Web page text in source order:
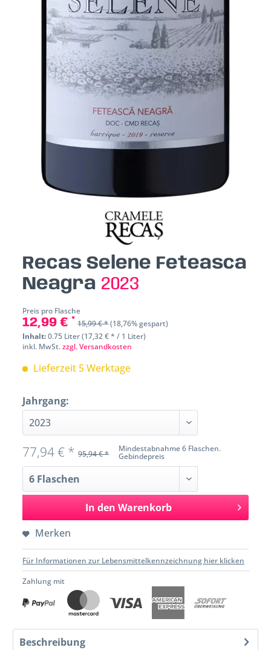
Recas Selene Feteasca
Neagra 2023
Preis pro Flasche
12,99 € * 15,99 € *(18,76% gespart)
Inhalt:0.75 Liter (17,32 € * / 1 Liter)
inkl. MwSt.zzgl. Versandkosten
Lieferzeit 5 Werktage
Jahrgang:
Mindestabnahme 6 Flaschen.
Gebindepreis
77,94 € * 95,94 € *
In den Warenkorb
Merken
Für Informationen zur Lebensmittelkennzeichnung hier klicken
Zahlung mit
Beschreibung